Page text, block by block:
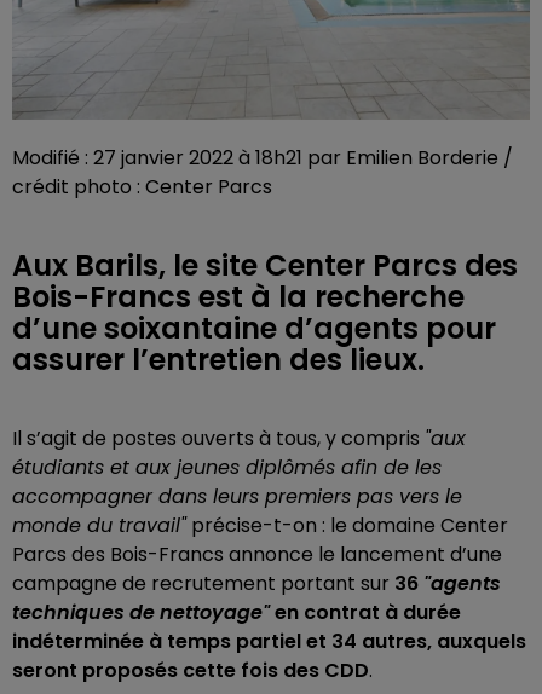
Modifié : 27 janvier 2022 à 18h21 par Emilien Borderie /
crédit photo : Center Parcs
Aux Barils, le site Center Parcs des
Bois-Francs est à la recherche
d’une soixantaine d’agents pour
assurer l’entretien des lieux.
Il s’agit de postes ouverts à tous, y compris "aux
étudiants et aux jeunes diplômés afin de les
accompagner dans leurs premiers pas vers le
monde du travail"précise-t-on : le domaine Center
Parcs des Bois-Francs annonce le lancement d’une
campagne de recrutement portant sur 36 "agents
techniques de nettoyage"en contrat à durée
indéterminée à temps partiel et 34 autres, auxquels
seront proposés cette fois des CDD.